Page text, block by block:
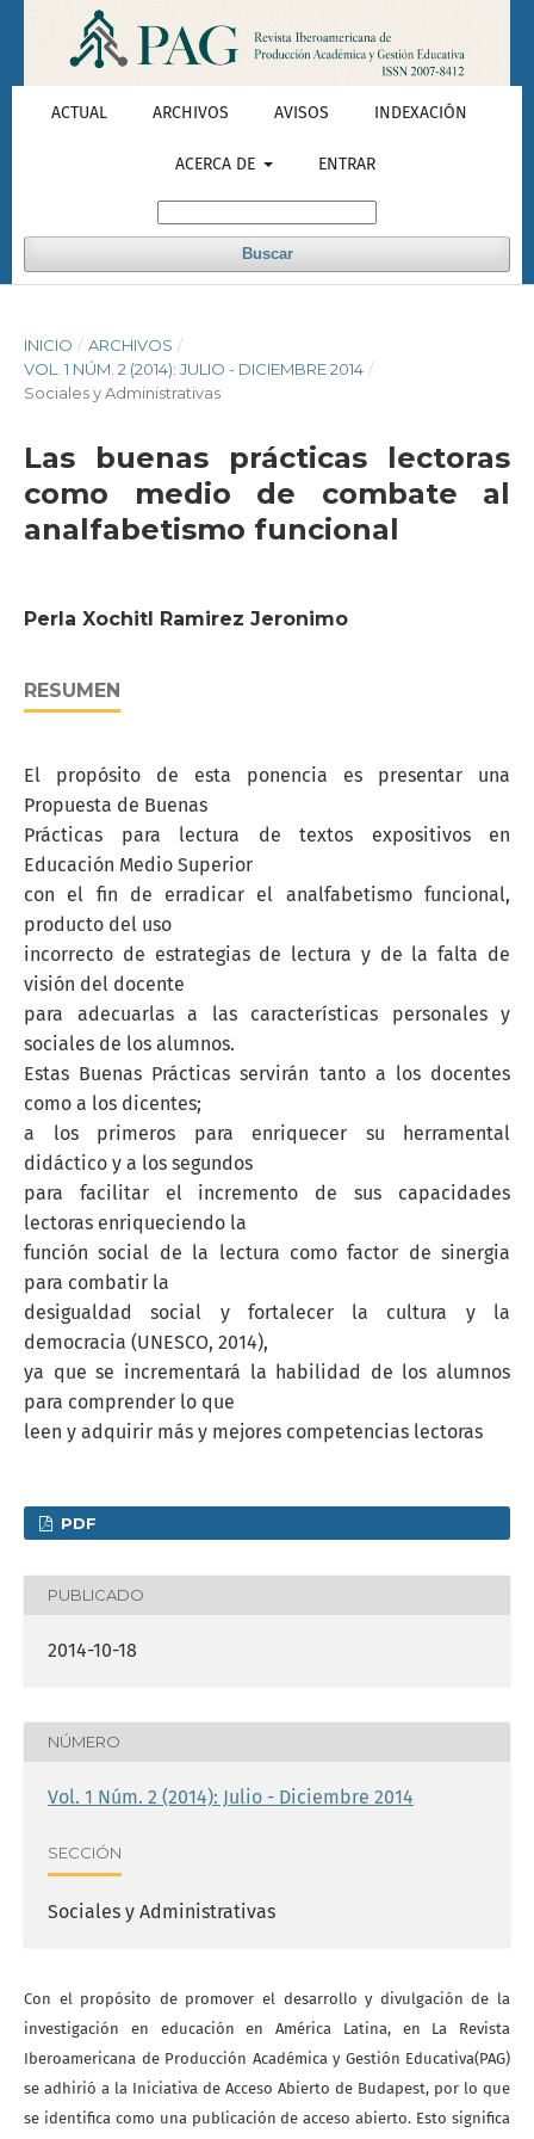
ACTUAL ARCHIVOS AVISOS INDEXACIÓN
ACERCA DE ENTRAR
Buscar
INICIO / ARCHIVOS /
VOL. 1 NÚM. 2 (2014): JULIO - DICIEMBRE 2014 /
Sociales y Administrativas
Las buenas prácticas lectoras
como medio de combate al
analfabetismo funcional
Perla Xochitl Ramirez Jeronimo
RESUMEN
El propósito de esta ponencia es presentar una
Propuesta de Buenas
Prácticas para lectura de textos expositivos en
Educación Medio Superior
con el fin de erradicar el analfabetismo funcional,
producto del uso
incorrecto de estrategias de lectura y de la falta de
visión del docente
para adecuarlas a las características personales y
sociales de los alumnos.
Estas Buenas Prácticas servirán tanto a los docentes
como a los dicentes;
a los primeros para enriquecer su herramental
didáctico y a los segundos
para facilitar el incremento de sus capacidades
lectoras enriqueciendo la
función social de la lectura como factor de sinergia
para combatir la
desigualdad social y fortalecer la cultura y la
democracia (UNESCO, 2014),
ya que se incrementará la habilidad de los alumnos
para comprender lo que
leen y adquirir más y mejores competencias lectoras
PDF
PUBLICADO
2014-10-18
NÚMERO
Vol. 1 Núm. 2 (2014): Julio - Diciembre 2014
SECCIÓN
Sociales y Administrativas
Con el propósito de promover el desarrollo y divulgación de la
investigación en educación en América Latina, en La Revista
Iberoamericana de Producción Académica y Gestión Educativa(PAG)
se adhirió a la Iniciativa de Acceso Abierto de Budapest, por lo que
se identifica como una publicación de acceso abierto. Esto significa